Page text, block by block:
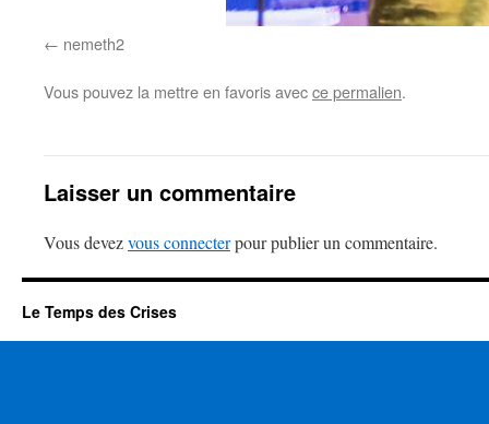
nemeth2
Vous pouvez la mettre en favoris avecce permalien.
Laisser un commentaire
Vous devezvous connecterpour publier un commentaire.
Le Temps des Crises